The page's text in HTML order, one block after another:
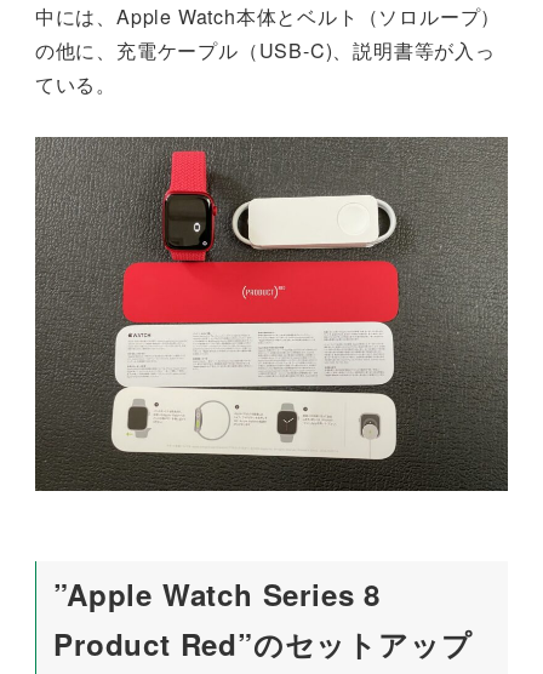
中には、Apple Watch本体とベルト（ソロループ）
の他に、充電ケープル（USB-C)、説明書等が入っ
ている。
”Apple Watch Series 8
Product Red”のセットアップ